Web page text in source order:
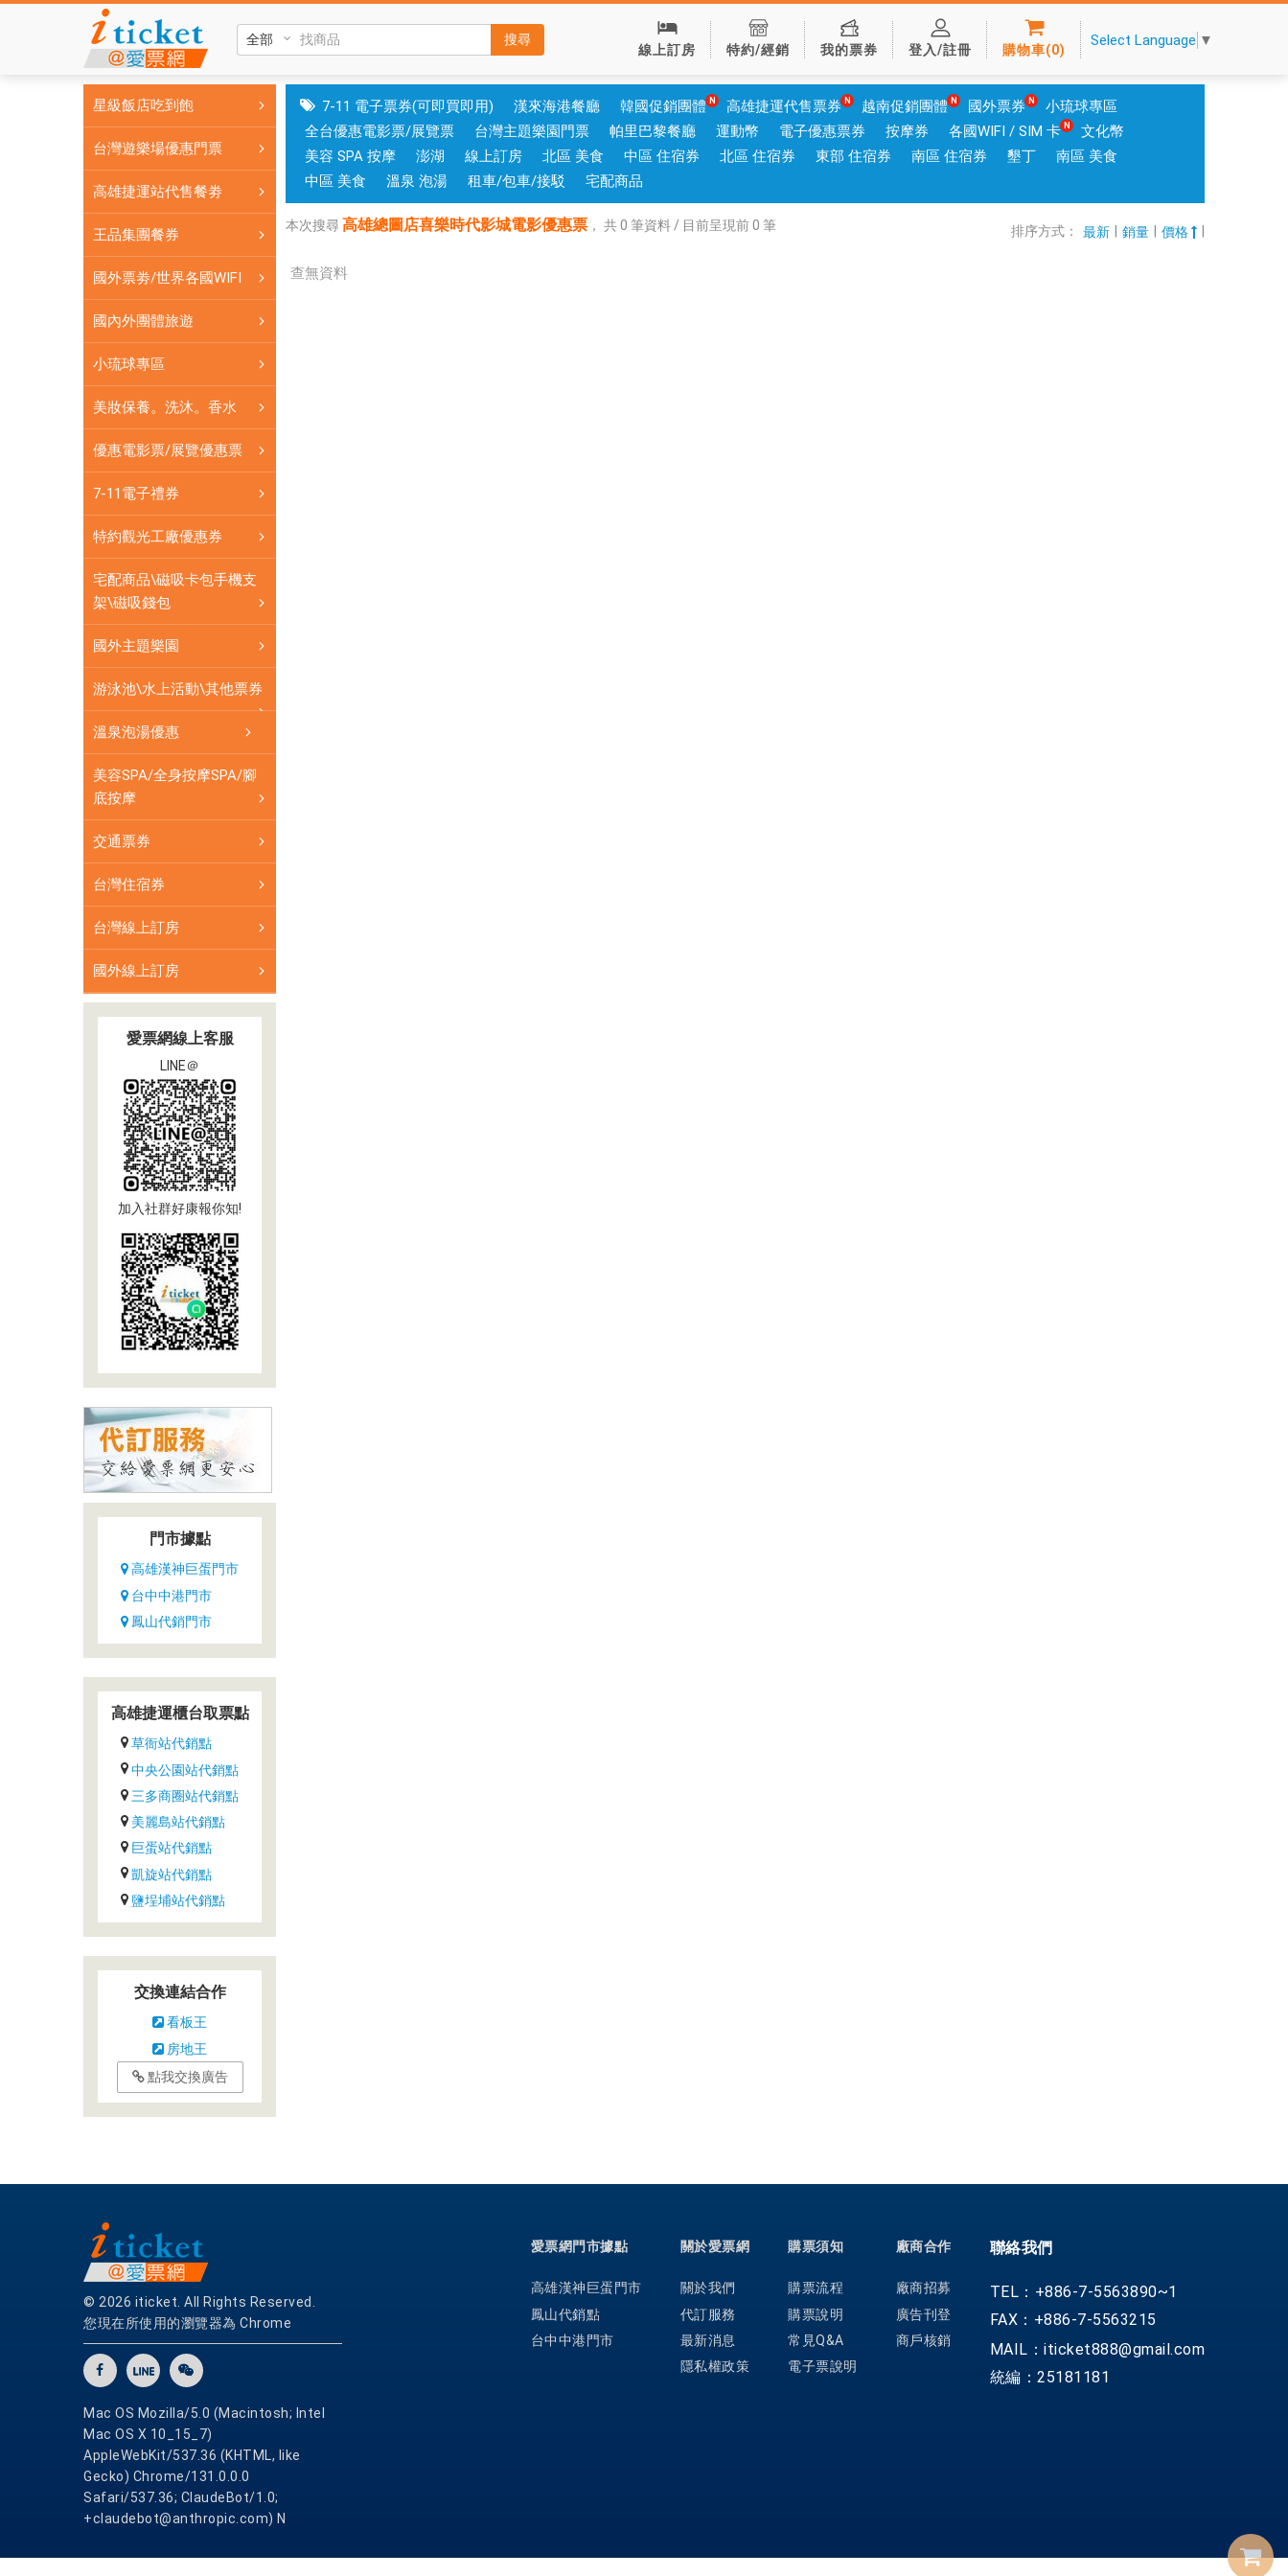
圖
樂
時
代
電
影
惠
銷
售
各
式
應
有
盡
搜尋
線上訂房 特約/經銷 我的票券 登入/註冊 購物車(0)
Select Language ▼
星級飯店吃到飽
台灣遊樂場優惠門票
高雄捷運站代售餐劵
王品集團餐券
國外票劵/世界各國WIFI
國內外團體旅遊
小琉球專區
美妝保養。洗沐。香水
優惠電影票/展覽優惠票
7-11電子禮券
特約觀光工廠優惠券
宅配商品\磁吸卡包手機支
架\磁吸錢包
國外主題樂園
游泳池\水上活動\其他票券
溫泉泡湯優惠
美容SPA/全身按摩SPA/腳
底按摩
交通票券
台灣住宿券
台灣線上訂房
國外線上訂房
愛票網線上客服
LINE＠
加入社群好康報你知!
門市據點
高雄漢神巨蛋門市
台中中港門市
鳳山代銷門市
高雄捷運櫃台取票點
草衙站代銷點
中央公園站代銷點
三多商圈站代銷點
美麗島站代銷點
巨蛋站代銷點
凱旋站代銷點
鹽埕埔站代銷點
交換連結合作
看板王
房地王
點我交換廣告
7-11 電子票券(可即買即用) 漢來海港餐廳 韓國促銷團體 高雄捷運代售票券 越南促銷團體 國外票券
小琉球專區
全台優惠電影票/展覽票
台灣主題樂園門票 帕里巴黎餐廳 運動幣 電子優惠票券 按摩券 各國WIFI / SIM 卡
文化幣
美容 SPA 按摩
澎湖 線上訂房 北區 美食 中區 住宿券 北區 住宿券 東部 住宿券 南區 住宿券 墾丁
南區 美食
中區 美食
溫泉 泡湯 租車/包車/接駁 宅配商品
本次搜尋 高雄總圖店喜樂時代影城電影優惠票 ， 共0 筆資料 / 目前呈現前0 筆 排序方式： 最新 銷量 價格
查無資料
© 2026 iticket. All Rights Reserved.
您現在所使用的瀏覽器為 Chrome
Mac OS Mozilla/5.0 (Macintosh; Intel
Mac OS X 10_15_7)
AppleWebKit/537.36 (KHTML, like
Gecko) Chrome/131.0.0.0
Safari/537.36; ClaudeBot/1.0;
+claudebot@anthropic.com) N
聯絡我們
TEL：+886-7-5563890~1
FAX：+886-7-5563215
MAIL：iticket888@gmail.com
統編：25181181
廠商合作
廠商招募
廣告刊登
商戶核銷
購票須知
購票流程
購票說明
常見Q&A
電子票說明
關於愛票網
關於我們
代訂服務
最新消息
隱私權政策
愛票網門市據點
高雄漢神巨蛋門市
鳳山代銷點
台中中港門市